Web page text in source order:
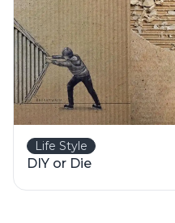
Life Style
DIY or Die